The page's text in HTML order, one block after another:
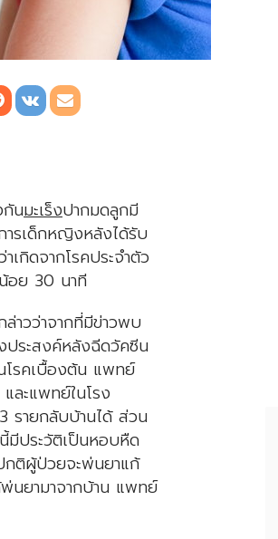
นมะเร็งปากมดลูกมี
รเด็กหญิงหลังได้รับ
กิดจากโรคประจำตัว
อย 30 นาที
าวว่าจากที่มีข่าวพบ
ระสงค์หลังฉีดวัคซีน
โรคเบื้องต้น แพทย์
ละแพทย์ในโรง
รายกลับบ้านได้ ส่วน
มีประวัติเป็นหอบหืด
ติผู้ป่วยจะพ่นยาแก้
นยามาจากบ้าน แพทย์